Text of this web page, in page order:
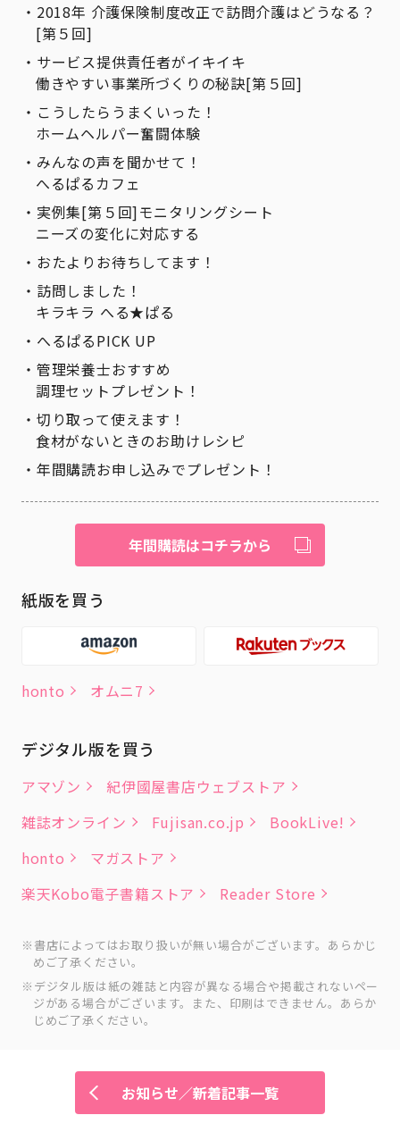
2018年 介護保険制度改正で訪問介護はどうなる？
[第５回]
サービス提供責任者がイキイキ
働きやすい事業所づくりの秘訣[第５回]
こうしたらうまくいった！
ホームヘルパー奮闘体験
みんなの声を聞かせて！
へるぱるカフェ
実例集[第５回]モニタリングシート
ニーズの変化に対応する
おたよりお待ちしてます！
訪問しました！
キラキラ へる★ぱる
へるぱるPICK UP
管理栄養士おすすめ
調理セットプレゼント！
切り取って使えます！
食材がないときのお助けレシピ
年間購読お申し込みでプレゼント！
年間購読はコチラから
紙版を買う
honto オムニ7
デジタル版を買う
アマゾン
紀伊國屋書店ウェブストア
雑誌オンライン
Fujisan.co.jp
BookLive!
honto
マガストア
楽天Kobo電子書籍ストア
Reader Store
書店によってはお取り扱いが無い場合がございます。あらかじ
めご了承ください。
デジタル版は紙の雑誌と内容が異なる場合や掲載されないペー
ジがある場合がございます。また、印刷はできません。あらか
じめご了承ください。
お知らせ／新着記事一覧